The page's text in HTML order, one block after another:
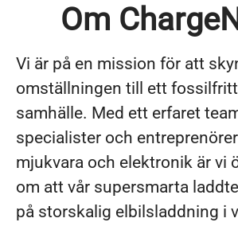
Om
Vi är på en mission för att
omställningen till ett fossilfritt
samhälle. Med ett erfaret
specialister och
mjukvara och elektronik är vi
om att vår supersmarta
på storskalig elbilsladdning i